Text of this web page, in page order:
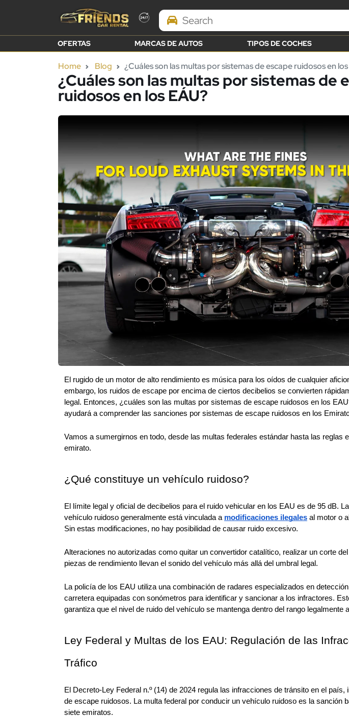
Search Brands
OFERTAS MARCAS DE AUTOS TIPOS DE COCHES
Home Blog ¿Cuáles son las multas por sistemas de escape ruidosos en
¿Cuáles son las multas por sistemas de
ruidosos en los EÁU?
El rugido de un motor de alto rendimiento es música para los oídos de cualquier
embargo, los ruidos de escape por encima de ciertos decibelios se convierten
legal. Entonces, ¿cuáles son las multas por sistemas de escape ruidosos en los
ayudará a comprender las sanciones por sistemas de escape ruidosos en los
Vamos a sumergirnos en todo, desde las multas federales estándar hasta las reglas
emirato.
¿Qué constituye un vehículo ruidoso?
El límite legal y oficial de decibelios para el ruido vehicular en los EAU es de 95 dB.
vehículo ruidoso generalmente está vinculada a modificaciones ilegales al motor o
Sin estas modificaciones, no hay posibilidad de causar ruido excesivo.
Alteraciones no autorizadas como quitar un convertidor catalítico, realizar un corte
piezas de rendimiento llevan el sonido del vehículo más allá del umbral legal.
La policía de los EAU utiliza una combinación de radares especializados en
carretera equipadas con sonómetros para identificar y sancionar a los infractores.
garantiza que el nivel de ruido del vehículo se mantenga dentro del rango legalmente
Ley Federal y Multas de los EAU: Regulación de las
Tráfico
El Decreto-Ley Federal n.º (14) de 2024 regula las infracciones de tránsito en el
de escape ruidosos. La multa federal por conducir un vehículo ruidoso es la sanción
siete emiratos.